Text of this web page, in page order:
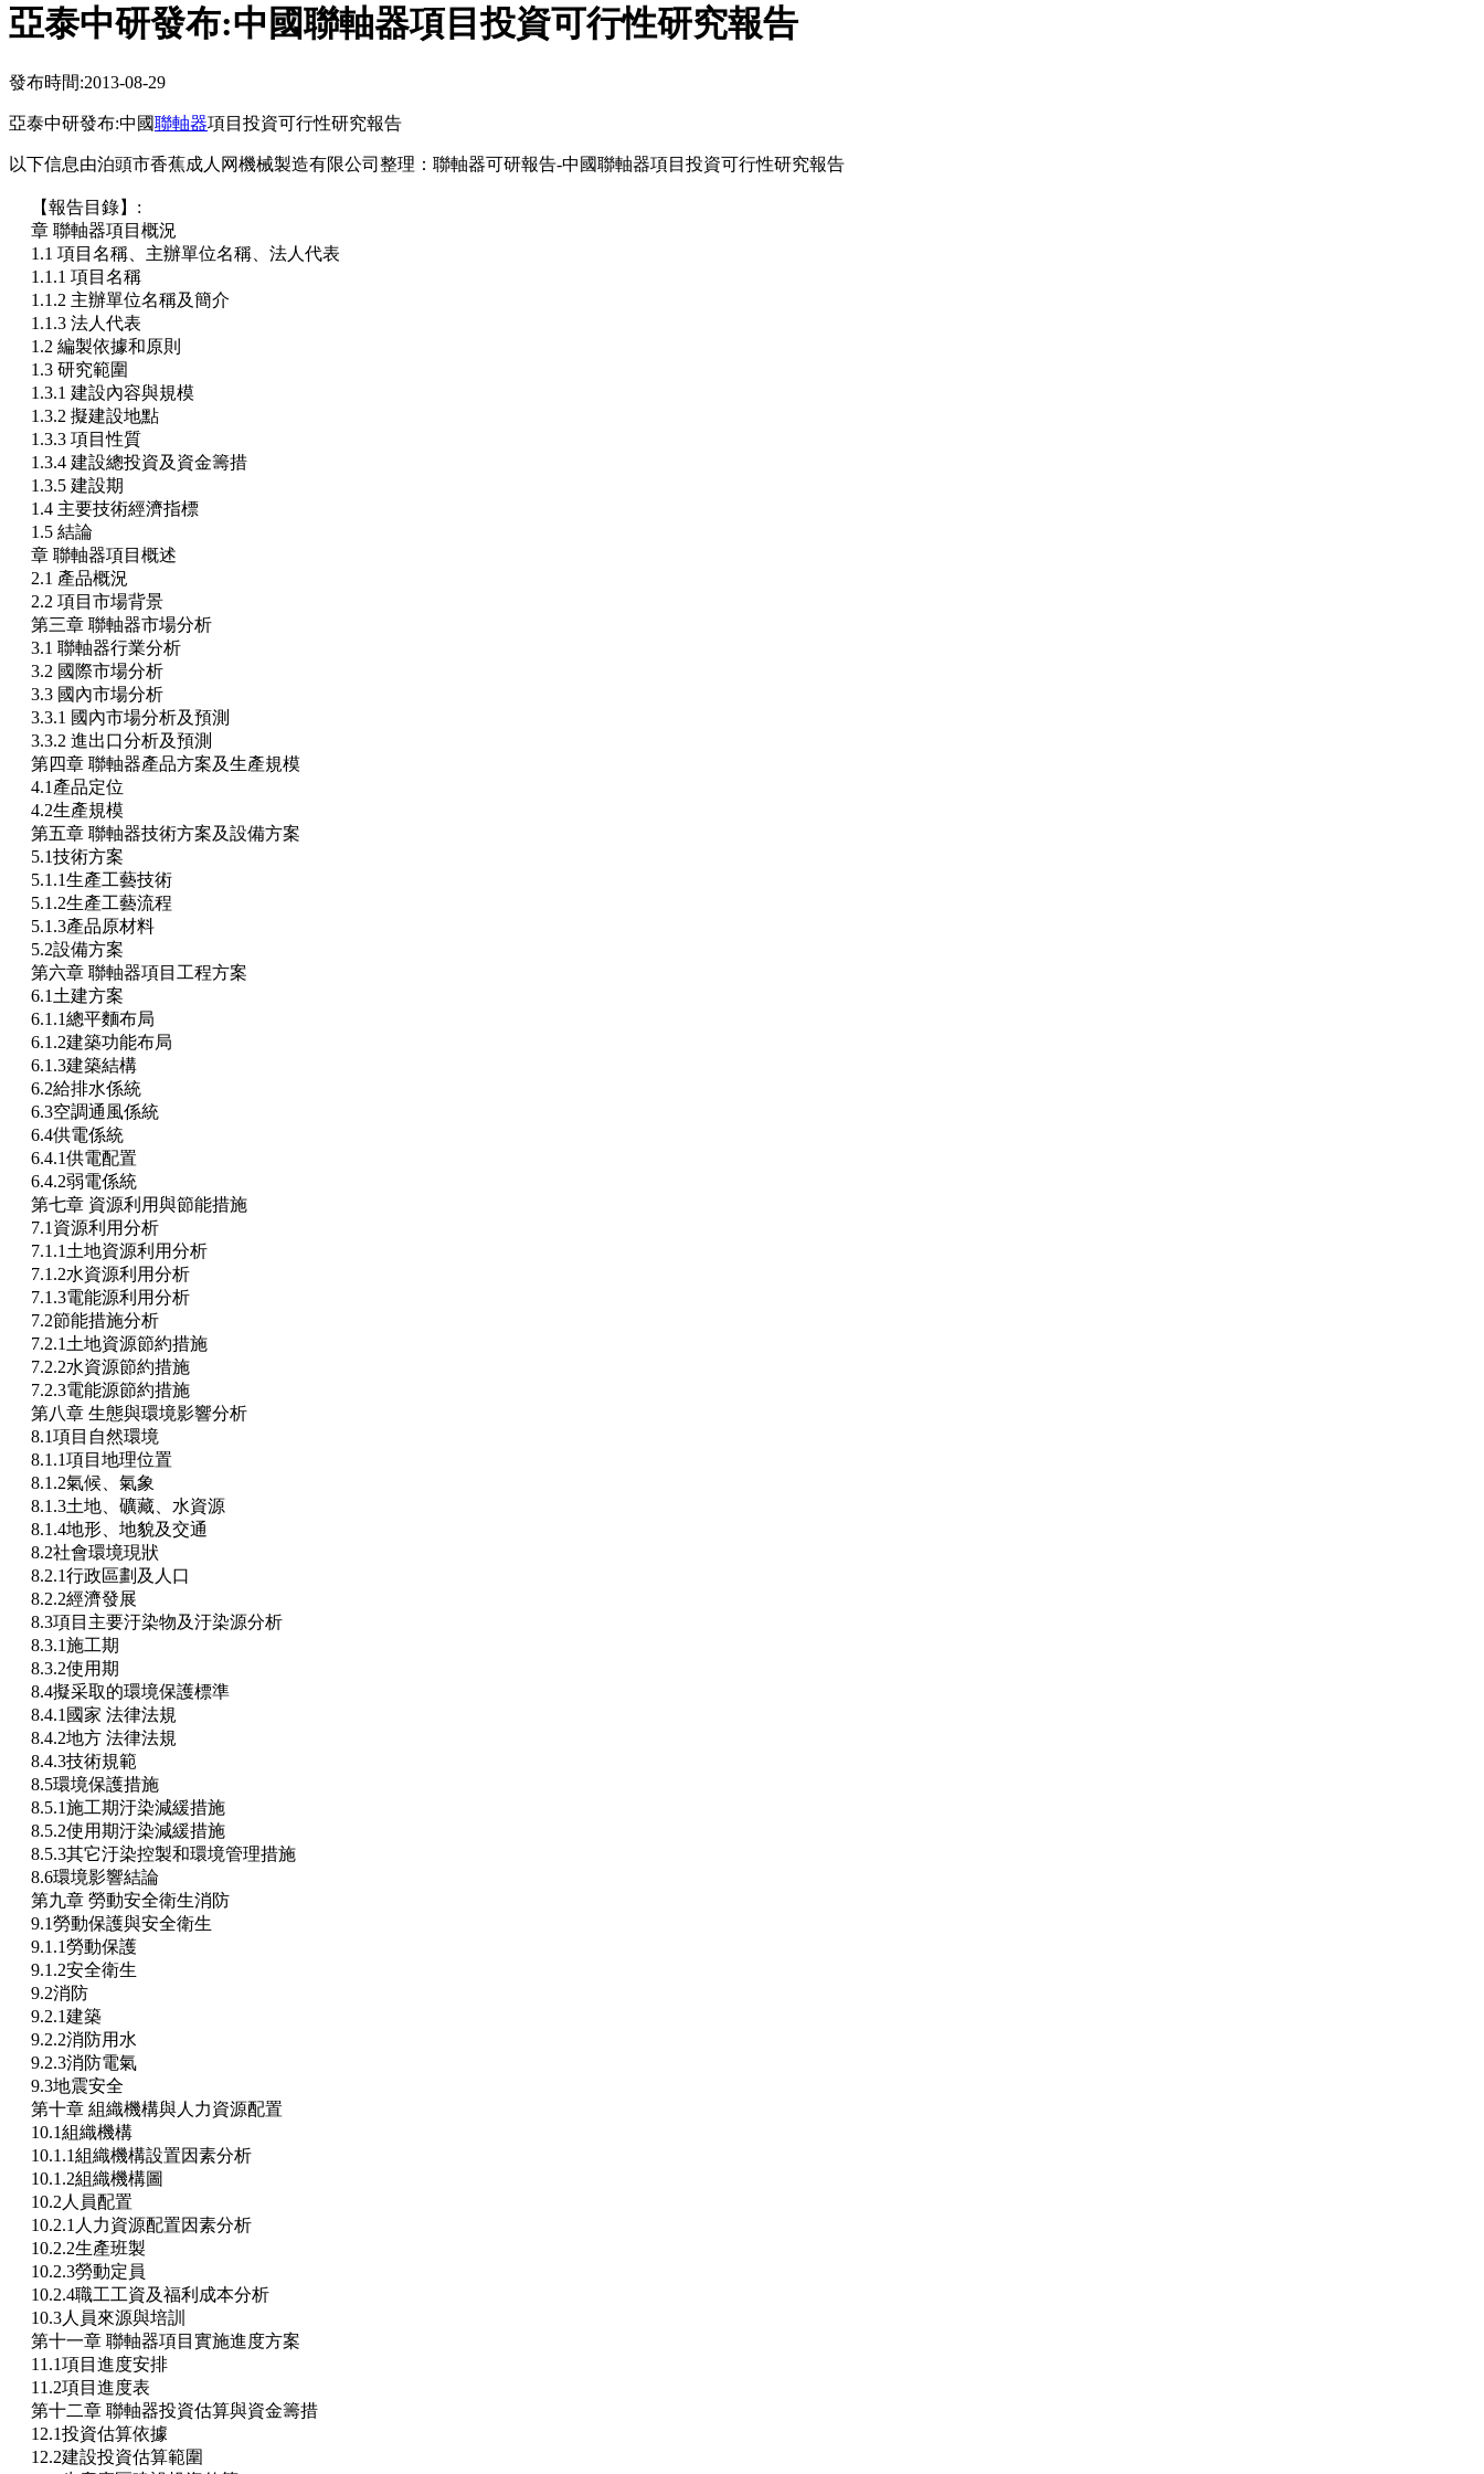
亞泰中研發布:中國聯軸器項目投資可行性研究報告
發布時間:2013-08-29
亞泰中研發布:中國聯軸器項目投資可行性研究報告
以下信息由泊頭市香蕉成人网機械製造有限公司整理：聯軸器可研報告-中國聯軸器項目投資可行性研究報告
【報告目錄】:
章 聯軸器項目概況
1.1 項目名稱、主辦單位名稱、法人代表
1.1.1 項目名稱
1.1.2 主辦單位名稱及簡介
1.1.3 法人代表
1.2 編製依據和原則
1.3 研究範圍
1.3.1 建設內容與規模
1.3.2 擬建設地點
1.3.3 項目性質
1.3.4 建設總投資及資金籌措
1.3.5 建設期
1.4 主要技術經濟指標
1.5 結論
章 聯軸器項目概述
2.1 產品概況
2.2 項目市場背景
第三章 聯軸器市場分析
3.1 聯軸器行業分析
3.2 國際市場分析
3.3 國內市場分析
3.3.1 國內市場分析及預測
3.3.2 進出口分析及預測
第四章 聯軸器產品方案及生產規模
4.1產品定位
4.2生產規模
第五章 聯軸器技術方案及設備方案
5.1技術方案
5.1.1生產工藝技術
5.1.2生產工藝流程
5.1.3產品原材料
5.2設備方案
第六章 聯軸器項目工程方案
6.1土建方案
6.1.1總平麵布局
6.1.2建築功能布局
6.1.3建築結構
6.2給排水係統
6.3空調通風係統
6.4供電係統
6.4.1供電配置
6.4.2弱電係統
第七章 資源利用與節能措施
7.1資源利用分析
7.1.1土地資源利用分析
7.1.2水資源利用分析
7.1.3電能源利用分析
7.2節能措施分析
7.2.1土地資源節約措施
7.2.2水資源節約措施
7.2.3電能源節約措施
第八章 生態與環境影響分析
8.1項目自然環境
8.1.1項目地理位置
8.1.2氣候、氣象
8.1.3土地、礦藏、水資源
8.1.4地形、地貌及交通
8.2社會環境現狀
8.2.1行政區劃及人口
8.2.2經濟發展
8.3項目主要汙染物及汙染源分析
8.3.1施工期
8.3.2使用期
8.4擬采取的環境保護標準
8.4.1國家 法律法規
8.4.2地方 法律法規
8.4.3技術規範
8.5環境保護措施
8.5.1施工期汙染減緩措施
8.5.2使用期汙染減緩措施
8.5.3其它汙染控製和環境管理措施
8.6環境影響結論
第九章 勞動安全衛生消防
9.1勞動保護與安全衛生
9.1.1勞動保護
9.1.2安全衛生
9.2消防
9.2.1建築
9.2.2消防用水
9.2.3消防電氣
9.3地震安全
第十章 組織機構與人力資源配置
10.1組織機構
10.1.1組織機構設置因素分析
10.1.2組織機構圖
10.2人員配置
10.2.1人力資源配置因素分析
10.2.2生產班製
10.2.3勞動定員
10.2.4職工工資及福利成本分析
10.3人員來源與培訓
第十一章 聯軸器項目實施進度方案
11.1項目進度安排
11.2項目進度表
第十二章 聯軸器投資估算與資金籌措
12.1投資估算依據
12.2建設投資估算範圍